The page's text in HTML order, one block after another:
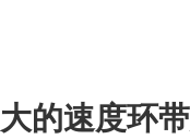
的速度环